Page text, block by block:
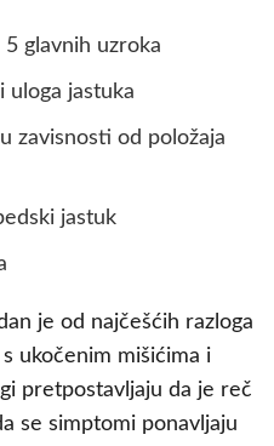
glavnih uzroka
uloga jastuka
zavisnosti od položaja
jastuk
je od najčešćih razloga
ukočenim mišićima i
pretpostavljaju da je reč
se simptomi ponavljaju